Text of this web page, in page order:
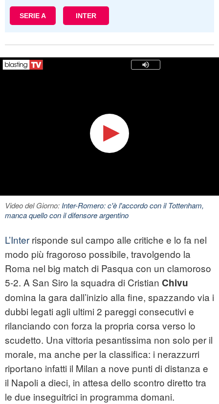
SERIE A INTER
Video del Giorno:Inter-Romero: c'è l'accordo con il Tottenham,
manca quello con il difensore argentino
L’Inter risponde sul campo alle critiche e lo fa nel
modo più fragoroso possibile, travolgendo la
Roma nel big match di Pasqua con un clamoroso
5-2. A San Siro la squadra di Cristian Chivu
domina la gara dall’inizio alla fine, spazzando via i
dubbi legati agli ultimi 2 pareggi consecutivi e
rilanciando con forza la propria corsa verso lo
scudetto. Una vittoria pesantissima non solo per il
morale, ma anche per la classifica: i nerazzurri
riportano infatti il Milan a nove punti di distanza e
il Napoli a dieci, in attesa dello scontro diretto tra
le due inseguitrici in programma domani.